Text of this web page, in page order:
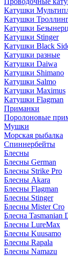
Катушки
Катушки
Катушки
Катушки Stinger
Катушки Black
Катушки разные
Катушки Daiwa
Катушки Shimano
Катушки Salmo
Катушки Maximus
Катушки Flagman
Приманки
Поролоновые
Мушки
Морская рыбалка
Спиннербейты
Блесны
Блесны German
Блесны Strike Pro
Блесны Akara
Блесны Flagman
Блесны Stinger
Блесны Mister Cro
Блесна Tasmanian
Блесны LureMax
Блесны Kuusamo
Блесны Rapala
Блесны Namazu